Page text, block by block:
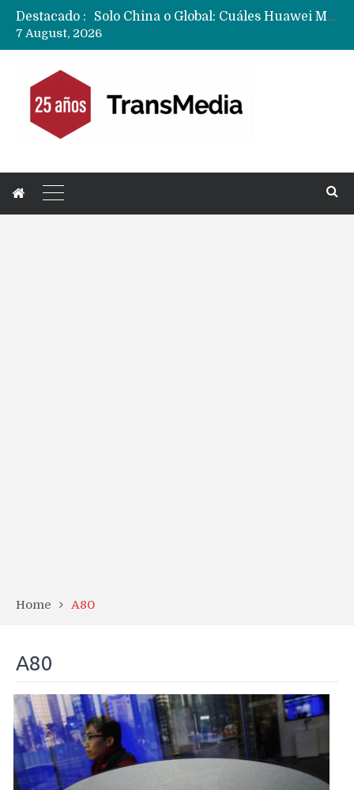
Destacado :
Data Centers de Huawei en Chile, México, Brasil,Perú y Argentina podrían verse afectados por arremetida de EE.UU
7 August, 2026
Home A80
A80